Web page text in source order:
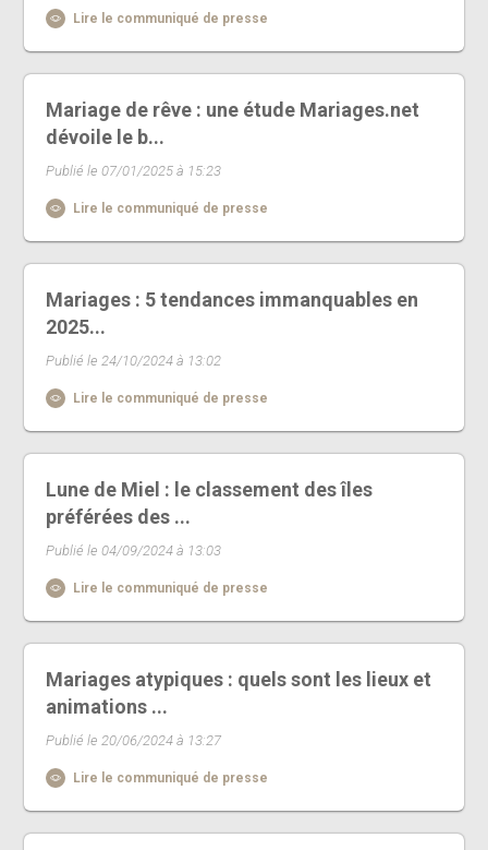
Lire le communiqué de presse
Mariage de rêve : une étude Mariages.net
dévoile le b...
Publié le 07/01/2025 à 15:23
Lire le communiqué de presse
Mariages : 5 tendances immanquables en
2025...
Publié le 24/10/2024 à 13:02
Lire le communiqué de presse
Lune de Miel : le classement des îles
préférées des ...
Publié le 04/09/2024 à 13:03
Lire le communiqué de presse
Mariages atypiques : quels sont les lieux et
animations ...
Publié le 20/06/2024 à 13:27
Lire le communiqué de presse